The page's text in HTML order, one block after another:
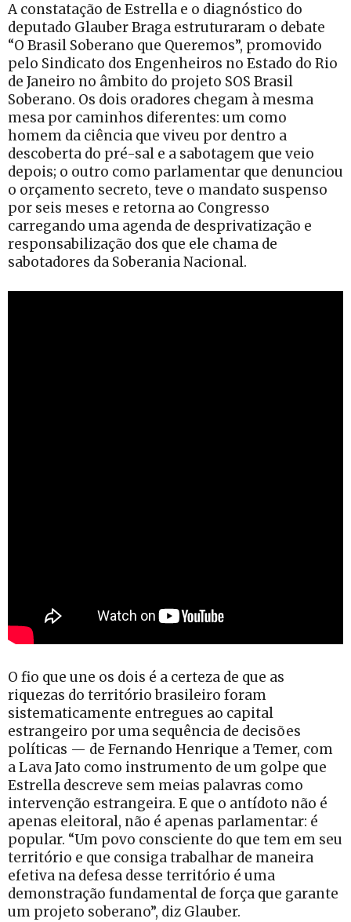
A constatação de Estrella e o diagnóstico do
deputado Glauber Braga estruturaram o debate
“O Brasil Soberano que Queremos”, promovido
pelo Sindicato dos Engenheiros no Estado do Rio
de Janeiro no âmbito do projeto SOS Brasil
Soberano. Os dois oradores chegam à mesma
mesa por caminhos diferentes: um como
homem da ciência que viveu por dentro a
descoberta do pré-sal e a sabotagem que veio
depois; o outro como parlamentar que denunciou
o orçamento secreto, teve o mandato suspenso
por seis meses e retorna ao Congresso
carregando uma agenda de desprivatização e
responsabilização dos que ele chama de
sabotadores da Soberania Nacional.
O fio que une os dois é a certeza de que as
riquezas do território brasileiro foram
sistematicamente entregues ao capital
estrangeiro por uma sequência de decisões
políticas — de Fernando Henrique a Temer, com
a Lava Jato como instrumento de um golpe que
Estrella descreve sem meias palavras como
intervenção estrangeira. E que o antídoto não é
apenas eleitoral, não é apenas parlamentar: é
popular. “Um povo consciente do que tem em seu
território e que consiga trabalhar de maneira
efetiva na defesa desse território é uma
demonstração fundamental de força que garante
um projeto soberano”, diz Glauber.